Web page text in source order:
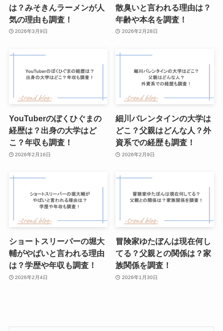
は？みそきんラーメンが人
気の理由も調査！
2026年3月9日
散臭いと言われる理由は？
年齢や本名を調査！
2026年2月28日
YouTuberのぼくひぐまの
経歴は？出身の大学はど
こ？年収も調査！
2026年2月16日
細川バレンタインの大学は
どこ？父親はどんな人？外
資系での経歴も調査！
2026年2月9日
ショートスリーパーの堀大
輔がやばいと言われる理由
は？学歴や年収も調査！
2026年2月4日
冒険家ゆたぼんは現在何し
てる？父親との関係は？家
族関係を調査！
2026年1月30日